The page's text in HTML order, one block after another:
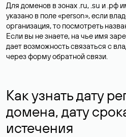
Для доменов в зонах .ru, .su и .рф
указано в поле «person», если
организация, то посмотреть
Если вы не знаете, на чье имя
дает возможность связаться с
через форму обратной связи.
Как узнать дату
домена, дату
истечения